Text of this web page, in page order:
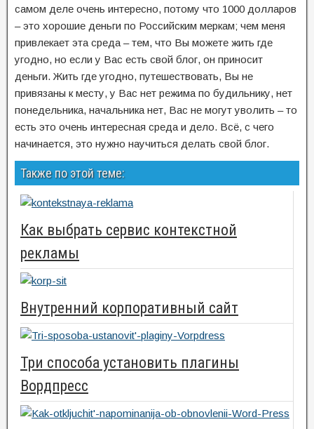
самом деле очень интересно, потому что 1000 долларов
– это хорошие деньги по Российским меркам; чем меня
привлекает эта среда – тем, что Вы можете жить где
угодно, но если у Вас есть свой блог, он приносит
деньги. Жить где угодно, путешествовать, Вы не
привязаны к месту, у Вас нет режима по будильнику, нет
понедельника, начальника нет, Вас не могут уволить – то
есть это очень интересная среда и дело. Всё, с чего
начинается, это нужно научиться делать свой блог.
Также по этой теме:
Как выбрать сервис контекстной
рекламы
Внутренний корпоративный сайт
Три способа установить плагины
Вордпресс